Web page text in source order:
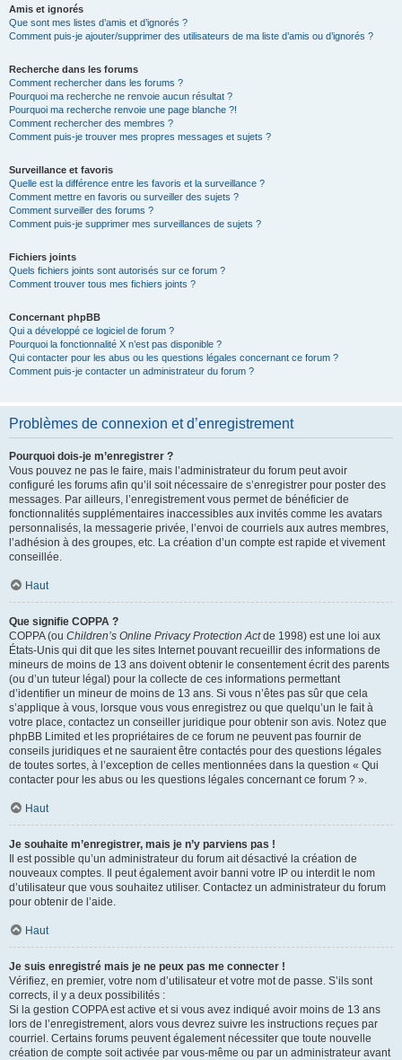
Amis et ignorés
Que sont mes listes d’amis et d’ignorés ?
Comment puis-je ajouter/supprimer des utilisateurs de ma liste d’amis ou d’ignorés ?
Recherche dans les forums
Comment rechercher dans les forums ?
Pourquoi ma recherche ne renvoie aucun résultat ?
Pourquoi ma recherche renvoie une page blanche ?!
Comment rechercher des membres ?
Comment puis-je trouver mes propres messages et sujets ?
Surveillance et favoris
Quelle est la différence entre les favoris et la surveillance ?
Comment mettre en favoris ou surveiller des sujets ?
Comment surveiller des forums ?
Comment puis-je supprimer mes surveillances de sujets ?
Fichiers joints
Quels fichiers joints sont autorisés sur ce forum ?
Comment trouver tous mes fichiers joints ?
Concernant phpBB
Qui a développé ce logiciel de forum ?
Pourquoi la fonctionnalité X n’est pas disponible ?
Qui contacter pour les abus ou les questions légales concernant ce forum ?
Comment puis-je contacter un administrateur du forum ?
Problèmes de connexion et d’enregistrement
Pourquoi dois-je m’enregistrer ?
Vous pouvez ne pas le faire, mais l’administrateur du forum peut avoir
configuré les forums afin qu’il soit nécessaire de s’enregistrer pour poster des
messages. Par ailleurs, l’enregistrement vous permet de bénéficier de
fonctionnalités supplémentaires inaccessibles aux invités comme les avatars
personnalisés, la messagerie privée, l’envoi de courriels aux autres membres,
l’adhésion à des groupes, etc. La création d’un compte est rapide et vivement
conseillée.
Haut
Que signifie COPPA ?
COPPA (ou Children’s Online Privacy Protection Actde 1998) est une loi aux
États-Unis qui dit que les sites Internet pouvant recueillir des informations de
mineurs de moins de 13 ans doivent obtenir le consentement écrit des parents
(ou d’un tuteur légal) pour la collecte de ces informations permettant
d’identifier un mineur de moins de 13 ans. Si vous n’êtes pas sûr que cela
s’applique à vous, lorsque vous vous enregistrez ou que quelqu’un le fait à
votre place, contactez un conseiller juridique pour obtenir son avis. Notez que
phpBB Limited et les propriétaires de ce forum ne peuvent pas fournir de
conseils juridiques et ne sauraient être contactés pour des questions légales
de toutes sortes, à l’exception de celles mentionnées dans la question « Qui
contacter pour les abus ou les questions légales concernant ce forum ? ».
Haut
Je souhaite m’enregistrer, mais je n’y parviens pas !
Il est possible qu’un administrateur du forum ait désactivé la création de
nouveaux comptes. Il peut également avoir banni votre IP ou interdit le nom
d’utilisateur que vous souhaitez utiliser. Contactez un administrateur du forum
pour obtenir de l’aide.
Haut
Je suis enregistré mais je ne peux pas me connecter !
Vérifiez, en premier, votre nom d’utilisateur et votre mot de passe. S’ils sont
corrects, il y a deux possibilités :
Si la gestion COPPA est active et si vous avez indiqué avoir moins de 13 ans
lors de l’enregistrement, alors vous devrez suivre les instructions reçues par
courriel. Certains forums peuvent également nécessiter que toute nouvelle
création de compte soit activée par vous-même ou par un administrateur avant